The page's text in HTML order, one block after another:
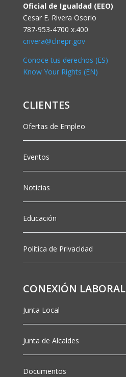
Oficial de Igualdad (EEO)
Cesar E. Rivera Osorio
787-953-4700 x.400
crivera@clnepr.gov
Conoce tus derechos (ES)
Know Your Rights (EN)
CLIENTES
Ofertas de Empleo
Eventos
Noticias
Educación
Política de Privacidad
CONEXIÓN LABORAL
Junta Local
Junta de Alcaldes
Documentos